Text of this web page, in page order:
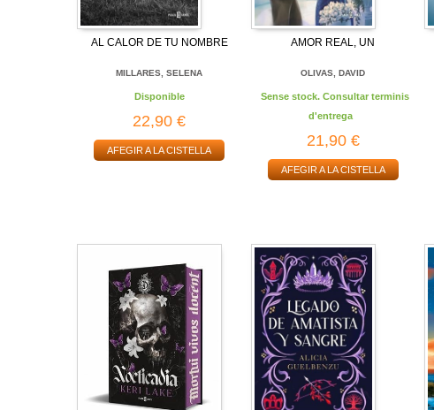
AL CALOR DE TU NOMBRE
MILLARES, SELENA
Disponible
22,90 €
AFEGIR A LA CISTELLA
AMOR REAL, UN
OLIVAS, DAVID
Sense stock. Consultar terminis
d'entrega
21,90 €
AFEGIR A LA CISTELLA